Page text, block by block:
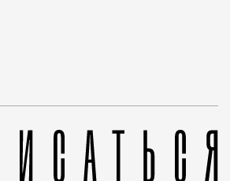
техники редко выходят за